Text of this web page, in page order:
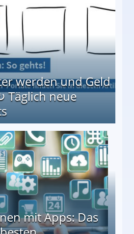
werden und Geld
Täglich neue
mit Apps: Das